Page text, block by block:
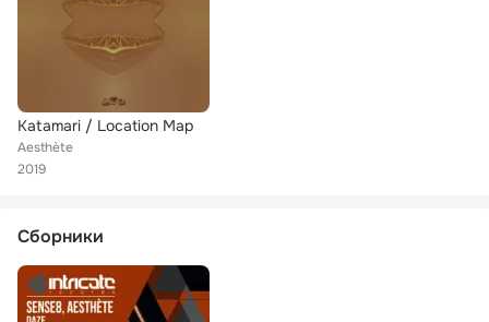
Katamari / Location Map
Aesthète
2019
Сборники